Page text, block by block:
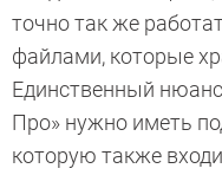
точно так же
файлами, которые
Единственный
Про» нужно иметь
которую также